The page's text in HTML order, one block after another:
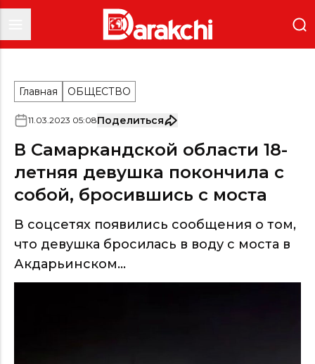
Главная ОБЩЕСТВО
11.03.2023 05:08Поделиться
В Самаркандской области 18-
летняя девушка покончила с
собой, бросившись с моста
В соцсетях появились сообщения о том,
что девушка бросилась в воду с моста в
Акдарьинском...